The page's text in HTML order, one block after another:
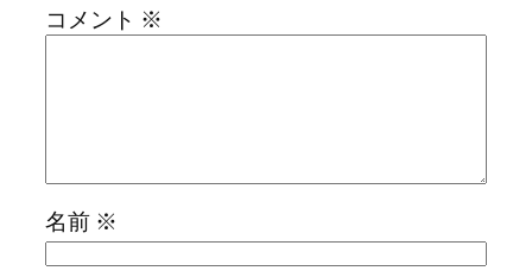
コメント ※
名前 ※